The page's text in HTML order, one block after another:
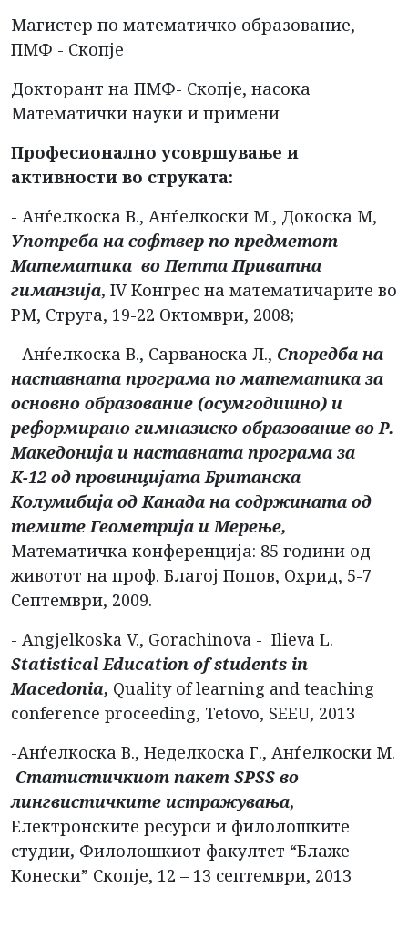
Магистер по математичко образование,
ПМФ - Скопје
Докторант на ПМФ- Скопје, насока
Maтематички науки и примени
Професионално усовршување и
активности во струката:
- Анѓелкоска В., Анѓелкоски М., Докоска М,
Употреба на софтвер по предметот
Математика во Петта Приватна
гиманзија, IV Конгрес на математичарите во
РМ, Струга, 19-22 Октомври, 2008;
- Анѓелкоска В., Сарваноска Л., Споредба на
наставната програма по математика за
основно образование (осумгодишно) и
реформирано гимназиско образование во Р.
Македонија и наставната програма за
К-12 од провинцијата Британска
Колумибија од Канада на содржината од
темите Геометрија и Мерење,
Математичка конференција: 85 години од
животот на проф. Благој Попов, Охрид, 5-7
Септември, 2009.
- Angjelkoska V., Gorachinova - Ilieva L.
Statistical Education of students in
Macedonia, Quality of learning and teaching
conference proceeding, Tetovo, SEEU, 2013
-Анѓелкоска В., Неделкоска Г., Анѓелкоски М.
Статистичкиот пакет SPSS во
лингвистичките истражувања,
Електронските ресурси и филолошките
студии, Филолошкиот факултет “Блаже
Конески” Скопје, 12 – 13 септември, 2013